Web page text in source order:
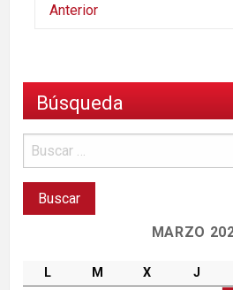
Anterior
Búsqueda
MARZO
L M X J